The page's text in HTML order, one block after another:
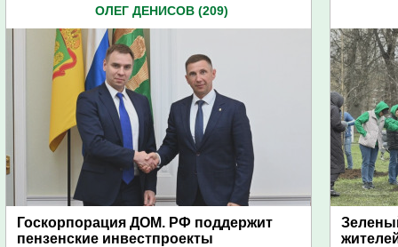
ОЛЕГ ДЕНИСОВ (209)
Госкорпорация ДОМ. РФ поддержит
пензенские инвестпроекты